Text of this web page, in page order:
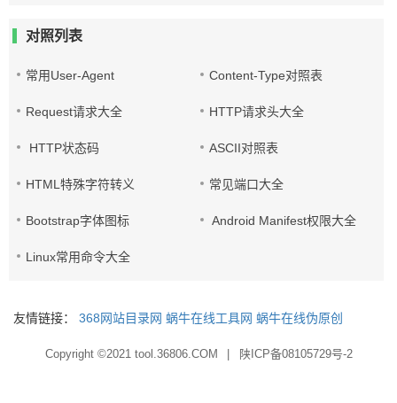
对照列表
常用User-Agent Content-Type对照表
Request请求大全 HTTP请求头大全
HTTP状态码 ASCII对照表
HTML特殊字符转义 常见端口大全
Bootstrap字体图标 Android Manifest权限大全
Linux常用命令大全
友情链接： 368网站目录网 蜗牛在线工具网 蜗牛在线伪原创
Copyright ©2021 tool.36806.COM 陕ICP备08105729号-2